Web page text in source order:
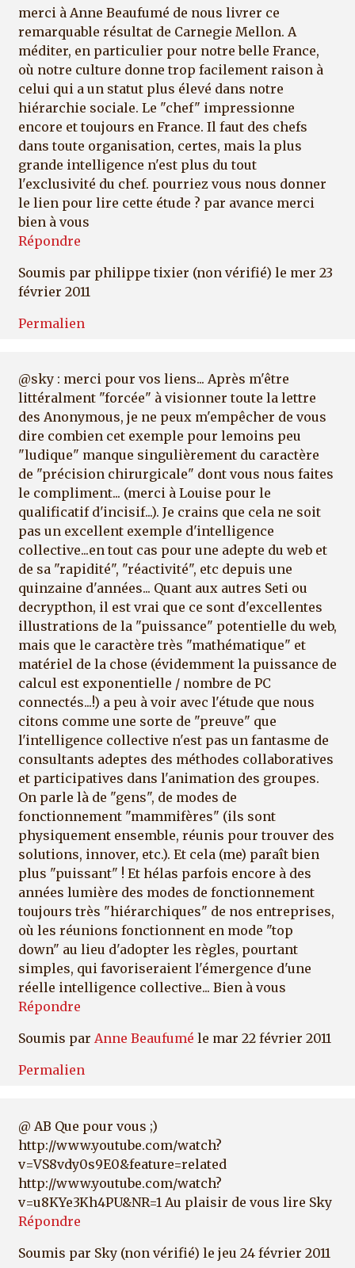
merci à Anne Beaufumé de nous livrer ce
remarquable résultat de Carnegie Mellon. A
méditer, en particulier pour notre belle France,
où notre culture donne trop facilement raison à
celui qui a un statut plus élevé dans notre
hiérarchie sociale. Le "chef" impressionne
encore et toujours en France. Il faut des chefs
dans toute organisation, certes, mais la plus
grande intelligence n'est plus du tout
l'exclusivité du chef. pourriez vous nous donner
le lien pour lire cette étude ? par avance merci
bien à vous
Répondre
Soumis par philippe tixier (non vérifié) le mer 23
février 2011
Permalien
@sky : merci pour vos liens... Après m'être
littéralment "forcée" à visionner toute la lettre
des Anonymous, je ne peux m'empêcher de vous
dire combien cet exemple pour lemoins peu
"ludique" manque singulièrement du caractère
de "précision chirurgicale" dont vous nous faites
le compliment... (merci à Louise pour le
qualificatif d'incisif...). Je crains que cela ne soit
pas un excellent exemple d'intelligence
collective...en tout cas pour une adepte du web et
de sa "rapidité", "réactivité", etc depuis une
quinzaine d'années... Quant aux autres Seti ou
decrypthon, il est vrai que ce sont d'excellentes
illustrations de la "puissance" potentielle du web,
mais que le caractère très "mathématique" et
matériel de la chose (évidemment la puissance de
calcul est exponentielle / nombre de PC
connectés...!) a peu à voir avec l'étude que nous
citons comme une sorte de "preuve" que
l'intelligence collective n'est pas un fantasme de
consultants adeptes des méthodes collaboratives
et participatives dans l'animation des groupes.
On parle là de "gens", de modes de
fonctionnement "mammifères" (ils sont
physiquement ensemble, réunis pour trouver des
solutions, innover, etc.). Et cela (me) paraît bien
plus "puissant" ! Et hélas parfois encore à des
années lumière des modes de fonctionnement
toujours très "hiérarchiques" de nos entreprises,
où les réunions fonctionnent en mode "top
down" au lieu d'adopter les règles, pourtant
simples, qui favoriseraient l'émergence d'une
réelle intelligence collective... Bien à vous
Répondre
Soumis par Anne Beaufumé le mar 22 février 2011
Permalien
@ AB Que pour vous ;)
http://www.youtube.com/watch?
v=VS8vdy0s9E0&feature=related
http://www.youtube.com/watch?
v=u8KYe3Kh4PU&NR=1 Au plaisir de vous lire Sky
Répondre
Soumis par Sky (non vérifié) le jeu 24 février 2011